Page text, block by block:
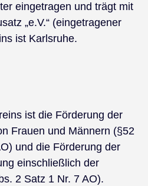
eingetragen und trägt mit
„e.V.“ (eingetragener
ist Karlsruhe.
ist die Förderung der
Frauen und Männern (§52
und die Förderung der
einschließlich der
2 Satz 1 Nr. 7 AO).